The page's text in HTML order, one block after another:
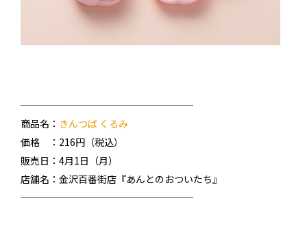
──────────────────
商品名： きんつば くるみ
価格 ：216円（税込）
販売日：4月1日（月）
店舗名：金沢百番街店『あんとのおついたち』
──────────────────